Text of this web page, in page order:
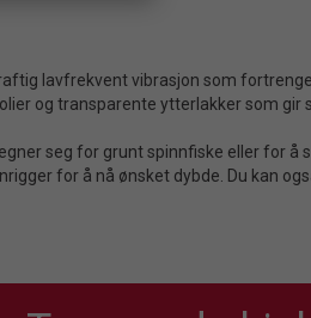
lavfrekvent vibrasjon som
og transparente ytterlakker som gir
seg for grunt spinnfiske eller for å
for å nå ønsket dybde. Du kan